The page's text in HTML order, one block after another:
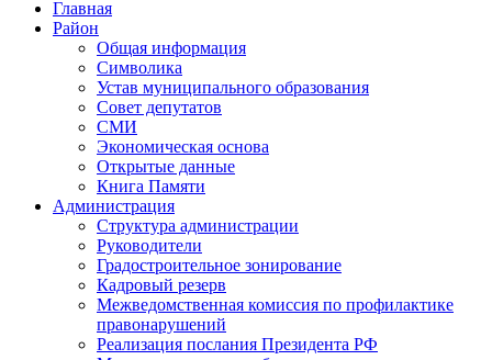
Главная
Район
Общая информация
Символика
Устав муниципального образования
Совет депутатов
СМИ
Экономическая основа
Открытые данные
Книга Памяти
Администрация
Структура администрации
Руководители
Градостроительное зонирование
Кадровый резерв
Межведомственная комиссия по профилактике
правонарушений
Реализация послания Президента РФ